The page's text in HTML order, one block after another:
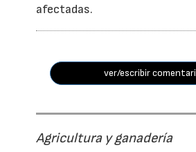
afectadas.
ver/escribir
Agricultura y ganadería